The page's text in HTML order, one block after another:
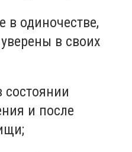
в одиночестве,
в своих
состоянии
и после